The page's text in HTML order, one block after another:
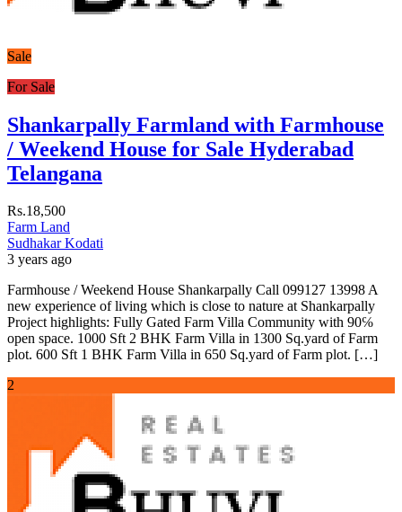
Sale
For Sale
Shankarpally Farmland with Farmhouse
/ Weekend House for Sale Hyderabad
Telangana
Rs.18,500
Farm Land
Sudhakar Kodati
3 years ago
Farmhouse / Weekend House Shankarpally Call 099127 13998 A
new experience of living which is close to nature at Shankarpally
Project highlights: Fully Gated Farm Villa Community with 90℅
open space. 1000 Sft 2 BHK Farm Villa in 1300 Sq.yard of Farm
plot. 600 Sft 1 BHK Farm Villa in 650 Sq.yard of Farm plot. […]
2